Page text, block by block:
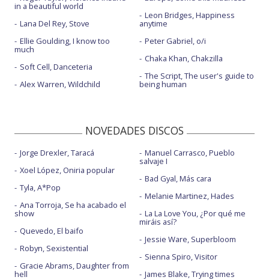
in a beautiful world
Lana Del Rey, Stove
Ellie Goulding, I know too
much
Soft Cell, Danceteria
Alex Warren, Wildchild
Leon Bridges, Happiness
anytime
Peter Gabriel, o/i
Chaka Khan, Chakzilla
The Script, The user's guide to
being human
NOVEDADES DISCOS
Jorge Drexler, Taracá
Xoel López, Oniria popular
Tyla, A*Pop
Ana Torroja, Se ha acabado el
show
Quevedo, El baifo
Robyn, Sexistential
Gracie Abrams, Daughter from
hell
Manuel Carrasco, Pueblo
salvaje I
Bad Gyal, Más cara
Melanie Martinez, Hades
La La Love You, ¿Por qué me
miráis así?
Jessie Ware, Superbloom
Sienna Spiro, Visitor
James Blake, Trying times